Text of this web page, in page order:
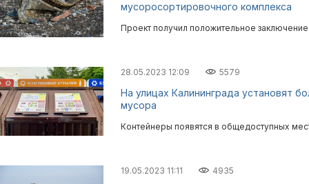
мусоросортировочного комплекса
Проект получил положительное
28.05.2023 12:09 5579
На улицах Калининграда установят
мусора
Контейнеры появятся в общедоступных
19.05.2023 11:11 4935